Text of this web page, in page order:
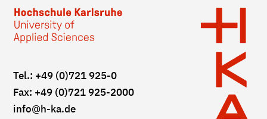
Tel.: +49 (0)721 925-0
Fax: +49 (0)721 925-2000
info@h-ka.de